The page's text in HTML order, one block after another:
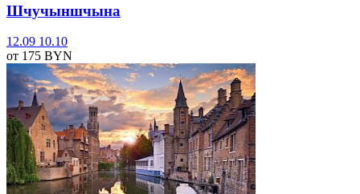
Шчучыншчына
12.09 10.10
от 175 BYN